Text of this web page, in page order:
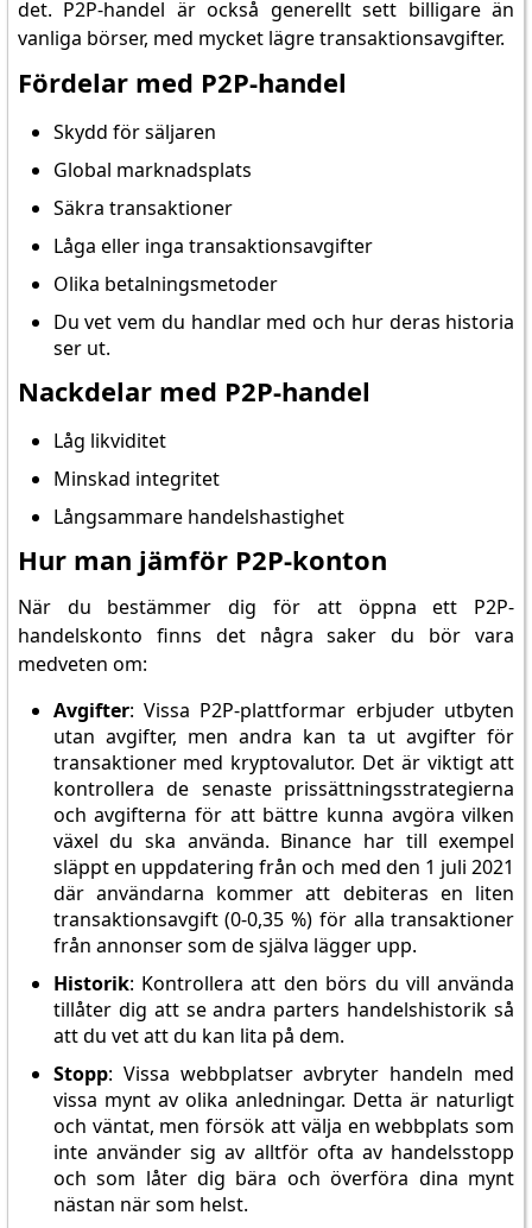
det. P2P-handel är också generellt sett billigare än
vanliga börser, med mycket lägre transaktionsavgifter.
Fördelar med P2P-handel
Skydd för säljaren
Global marknadsplats
Säkra transaktioner
Låga eller inga transaktionsavgifter
Olika betalningsmetoder
Du vet vem du handlar med och hur deras historia
ser ut.
Nackdelar med P2P-handel
Låg likviditet
Minskad integritet
Långsammare handelshastighet
Hur man jämför P2P-konton
När du bestämmer dig för att öppna ett P2P-
handelskonto finns det några saker du bör vara
medveten om:
Avgifter: Vissa P2P-plattformar erbjuder utbyten
utan avgifter, men andra kan ta ut avgifter för
transaktioner med kryptovalutor. Det är viktigt att
kontrollera de senaste prissättningsstrategierna
och avgifterna för att bättre kunna avgöra vilken
växel du ska använda. Binance har till exempel
släppt en uppdatering från och med den 1 juli 2021
där användarna kommer att debiteras en liten
transaktionsavgift (0-0,35 %) för alla transaktioner
från annonser som de själva lägger upp.
Historik: Kontrollera att den börs du vill använda
tillåter dig att se andra parters handelshistorik så
att du vet att du kan lita på dem.
Stopp: Vissa webbplatser avbryter handeln med
vissa mynt av olika anledningar. Detta är naturligt
och väntat, men försök att välja en webbplats som
inte använder sig av alltför ofta av handelsstopp
och som låter dig bära och överföra dina mynt
nästan när som helst.